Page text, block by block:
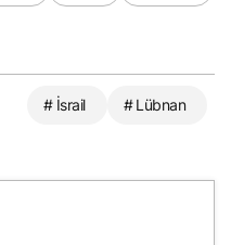
# İsrail # Lübnan